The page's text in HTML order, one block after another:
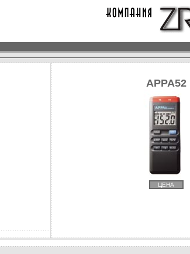
APPA52
ЦЕНА